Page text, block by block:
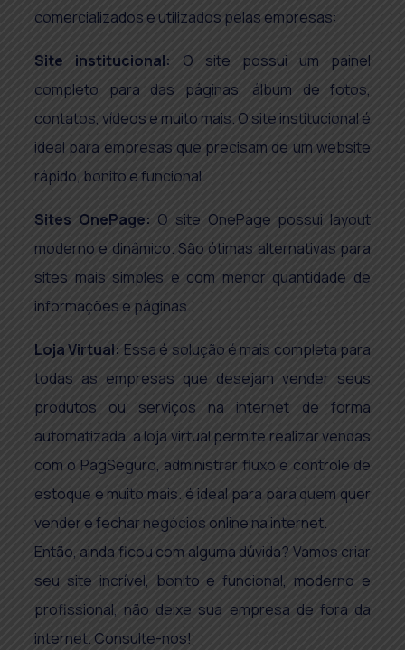
comercializados e utilizados pelas empresas:
Site institucional: O site possui um painel
completo para das páginas, álbum de fotos,
contatos, vídeos e muito mais. O site institucional é
ideal para empresas que precisam de um website
rápido, bonito e funcional.
Sites OnePage: O site OnePage possui layout
moderno e dinâmico. São ótimas alternativas para
sites mais simples e com menor quantidade de
informações e páginas.
Loja Virtual: Essa é solução é mais completa para
todas as empresas que desejam vender seus
produtos ou serviços na internet de forma
automatizada, a loja virtual permite realizar vendas
com o PagSeguro, administrar fluxo e controle de
estoque e muito mais. é ideal para para quem quer
vender e fechar negócios online na internet.
Então, ainda ficou com alguma dúvida? Vamos criar
seu site incrível, bonito e funcional, moderno e
profissional, não deixe sua empresa de fora da
internet. Consulte-nos!